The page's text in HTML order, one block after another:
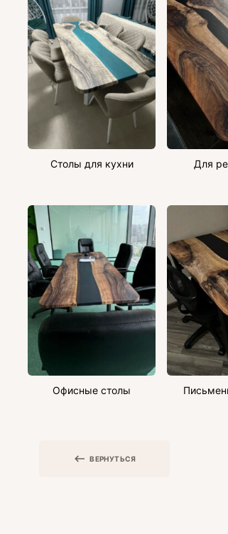
Столы для кухни Для
Офисные столы
ВЕРНУТЬСЯ